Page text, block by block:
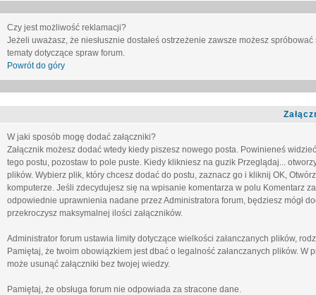
Czy jest możliwość reklamacji?
Jeżeli uważasz, że niesłusznie dostałeś ostrzeżenie zawsze możesz
tematy dotyczące spraw forum.
Powrót do góry
W jaki sposób mogę dodać załączniki?
Załącznik możesz dodać wtedy kiedy piszesz nowego posta. Powinieneś
tego postu, pozostaw to pole puste. Kiedy klikniesz na guzik Przeglądaj...
plików. Wybierz plik, który chcesz dodać do postu, zaznacz go i kliknij OK,
komputerze. Jeśli zdecydujesz się na wpisanie komentarza w polu Komentarz
odpowiednie uprawnienia nadane przez Administratora forum, będziesz mógł
przekroczysz maksymalnej ilości załączników.
Administrator forum ustawia limity dotyczące wielkości załanczanych plików,
Pamiętaj, że twoim obowiązkiem jest dbać o legalność załanczanych plików.
może usunąć załączniki bez twojej wiedzy.
Pamiętaj, że obsługa forum nie odpowiada za stracone dane.